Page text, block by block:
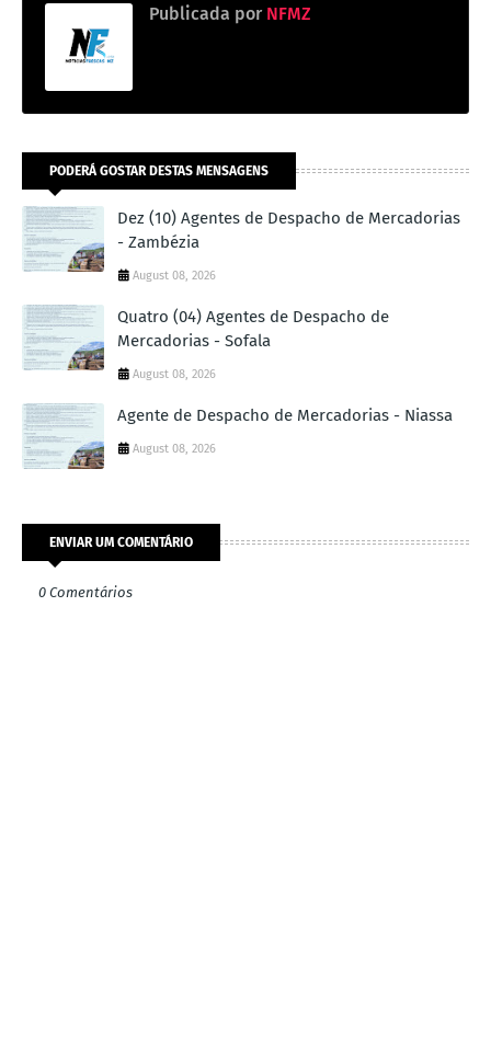
Publicada por NFMZ
PODERÁ GOSTAR DESTAS MENSAGENS
Dez (10) Agentes de Despacho de Mercadorias
- Zambézia
August 08, 2026
Quatro (04) Agentes de Despacho de
Mercadorias - Sofala
August 08, 2026
Agente de Despacho de Mercadorias - Niassa
August 08, 2026
ENVIAR UM COMENTÁRIO
0 Comentários